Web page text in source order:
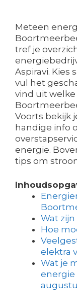
Meteen
tref je
Aspiravi. Kies
vul het
vind uit
Voorts bekijk
handige info
energie.
tips om
Wat
Hoe
elektra
Wat je
energie